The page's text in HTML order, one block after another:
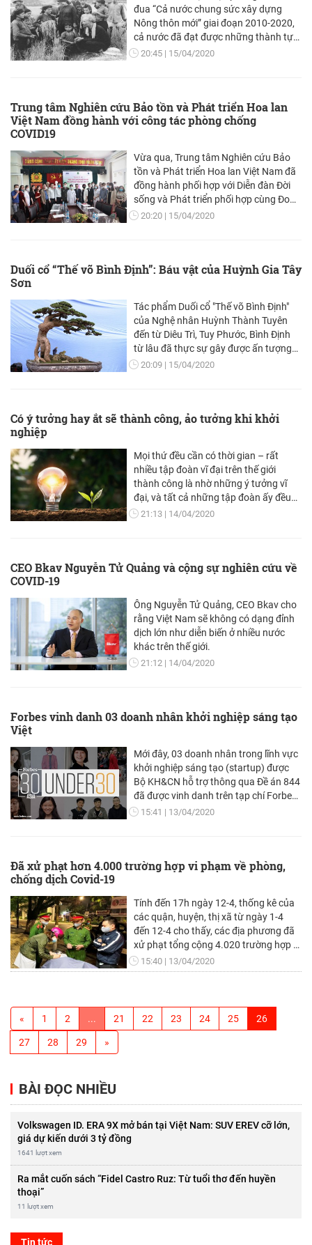
đua “Cả nước chung sức xây dựng
Nông thôn mới” giai đoạn 2010-2020,
cả nước đã đạt được những thành tựu
to lớn, toàn diện, mang tính lịch sử,
20:45 15/04/2020
Trung tâm Nghiên cứu Bảo tồn và Phát triển Hoa lan
Việt Nam đồng hành với công tác phòng chống
COVID19
Vừa qua, Trung tâm Nghiên cứu Bảo
tồn và Phát triển Hoa lan Việt Nam đã
đồng hành phối hợp với Diễn đàn Đời
sống và Phát triển phối hợp cùng Đoàn
TNCS Hồ Chí Minh Công an Hà Nội và
truyền phòng, chống COVDID19.
20:20 15/04/2020
Duối cổ “Thế võ Bình Định”: Báu vật của Huỳnh Gia Tây
Sơn
Tác phẩm Duối cổ "Thế võ Bình Định"
của Nghệ nhân Huỳnh Thành Tuyên
đến từ Diêu Trì, Tuy Phước, Bình Định
từ lâu đã thực sự gây được ấn tượng
mạnh mẽ với công chúng yêu Cây
20:09 15/04/2020
Có ý tưởng hay ắt sẽ thành công, ảo tưởng khi khởi
nghiệp
Mọi thứ đều cần có thời gian – rất
nhiều tập đoàn vĩ đại trên thế giới
thành công là nhờ những ý tưởng vĩ
đại, và tất cả những tập đoàn ấy đều
có khởi đầu… rất vất vả và bình
21:13 14/04/2020
CEO Bkav Nguyễn Tử Quảng và cộng sự nghiên cứu về
COVID-19
Ông Nguyễn Tử Quảng, CEO Bkav cho
rằng Việt Nam sẽ không có dạng đỉnh
dịch lớn như diễn biến ở nhiều nước
khác trên thế giới.
21:12 14/04/2020
Forbes vinh danh 03 doanh nhân khởi nghiệp sáng tạo
Việt
Mới đây, 03 doanh nhân trong lĩnh vực
khởi nghiệp sáng tạo (startup) được
Bộ KH&CN hỗ trợ thông qua Đề án 844
đã được vinh danh trên tạp chí Forbes
với giải thưởng dành cho các tài năng
15:41 13/04/2020
Đã xử phạt hơn 4.000 trường hợp vi phạm về phòng,
chống dịch Covid-19
Tính đến 17h ngày 12-4, thống kê của
các quận, huyện, thị xã từ ngày 1-4
đến 12-4 cho thấy, các địa phương đã
xử phạt tổng cộng 4.020 trường hợp vi
phạm về phòng, chống dịch Covid-19.
15:40 13/04/2020
« 1 2 ... 21 22 23 24 25 26
27 28 29 »
BÀI ĐỌC NHIỀU
Volkswagen ID. ERA 9X mở bán tại Việt Nam: SUV EREV cỡ lớn,
giá dự kiến dưới 3 tỷ đồng
1641 lượt xem
Ra mắt cuốn sách “Fidel Castro Ruz: Từ tuổi thơ đến huyền
thoại”
11 lượt xem
Tin tức